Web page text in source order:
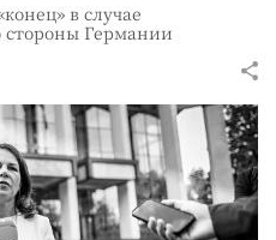
в случае
Германии